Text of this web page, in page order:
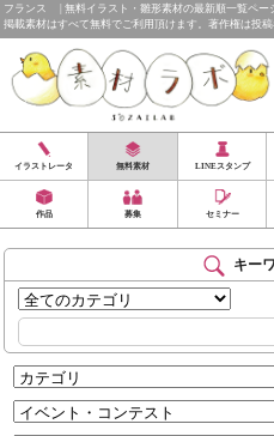
フランス | 無料イラスト・雛形素材の最新順一覧ペー
掲載素材はすべて無料でご利用頂けます。著作権は投稿
イラストレータ 無料素材 LINEスタンプ
作品 募集 セミナー
キー